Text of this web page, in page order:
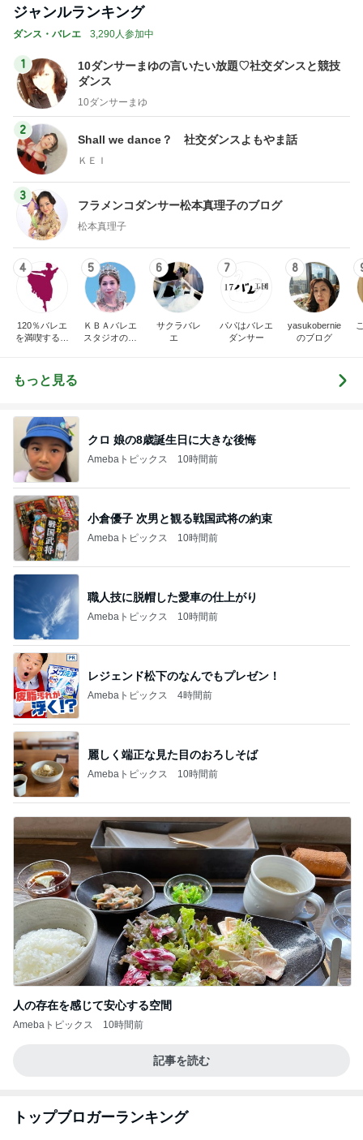
ジャンルランキング
ダンス・バレエ 3,290人参加中
1
10ダンサーまゆの言いたい放題♡社交ダンスと競技
ダンス
10ダンサーまゆ
2
Shall we dance？ 社交ダンスよもやま話
ＫＥＩ
3
フラメンコダンサー松本真理子のブログ
松本真理子
4
120％バレエ
を満喫するブ
5
ＫＢＡバレエ
スタジオのブ
6
サクラバレ
エ
7
パパはバレエ
ダンサー
8
yasukobernie
のブログ
もっと見る
クロ 娘の8歳誕生日に大きな後悔
Amebaトピックス 10時間前
小倉優子 次男と観る戦国武将の約束
Amebaトピックス 10時間前
職人技に脱帽した愛車の仕上がり
Amebaトピックス 10時間前
レジェンド松下のなんでもプレゼン！
Amebaトピックス 4時間前
麗しく端正な見た目のおろしそば
Amebaトピックス 10時間前
人の存在を感じて安心する空間
Amebaトピックス 10時間前
記事を読む
トップブロガーランキング